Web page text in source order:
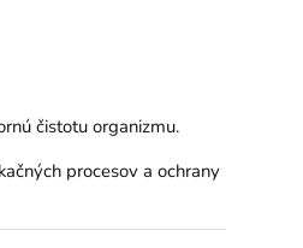
čistotu organizmu.
procesov a ochrany